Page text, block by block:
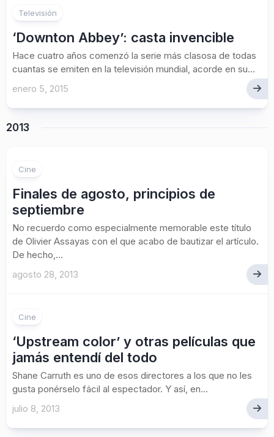
Televisión
‘Downton Abbey’: casta invencible
Hace cuatro años comenzó la serie más clasosa de todas
cuantas se emiten en la televisión mundial, acorde en su...
enero 5, 2015
2013
Cine
Finales de agosto, principios de
septiembre
No recuerdo como especialmente memorable este título
de Olivier Assayas con el que acabo de bautizar el artículo.
De hecho,...
agosto 28, 2013
Cine
‘Upstream color’ y otras películas que
jamás entendí del todo
Shane Carruth es uno de esos directores a los que no les
gusta ponérselo fácil al espectador. Y así, en...
julio 8, 2013